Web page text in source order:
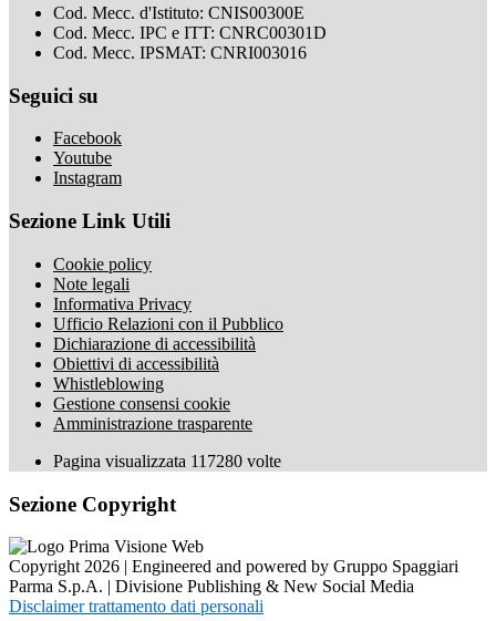
Cod. Mecc. d'Istituto: CNIS00300E
Cod. Mecc. IPC e ITT: CNRC00301D
Cod. Mecc. IPSMAT: CNRI003016
Seguici su
Facebook
Youtube
Instagram
Sezione Link Utili
Cookie policy
Note legali
Informativa Privacy
Ufficio Relazioni con il Pubblico
Dichiarazione di accessibilità
Obiettivi di accessibilità
Whistleblowing
Gestione consensi cookie
Amministrazione trasparente
Pagina visualizzata 117280 volte
Sezione Copyright
Copyright 2026 | Engineered and powered by Gruppo Spaggiari
Parma S.p.A. | Divisione Publishing & New Social Media
Disclaimer trattamento dati personali